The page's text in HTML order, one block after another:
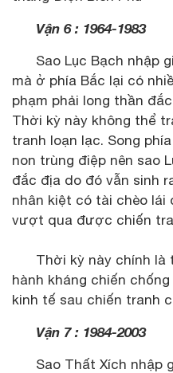
Vận 6 : 1964-1983
Sao Lục Bạch nhập
mà ở phía Bắc lại có
phạm phải long thần
Thời kỳ này không thể
tranh loạn lạc. Song
non trùng điệp nên sao
đắc địa do đó vẫn sinh
nhân kiệt có tài chèo
vượt qua được chiến
Thời kỳ này chính là
hành kháng chiến
kinh tế sau chiến tranh
Vận 7 : 1984-2003
Sao Thất Xích nhập